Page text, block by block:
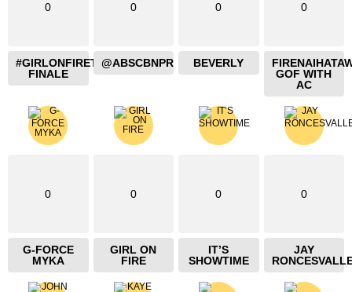
0
#GIRLONFIRETHEBLAZING
FINALE
0
@ABSCBNPR
0
BEVERLY
0
GOF WITH
AC
0
G-FORCE
MYKA
0
GIRL ON
FIRE
0
IT’S
SHOWTIME
0
JAY